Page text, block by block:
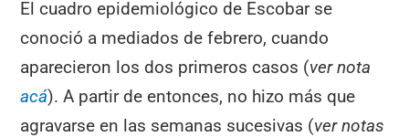
El cuadro epidemiológico de Escobar se
conoció a mediados de febrero, cuando
aparecieron los dos primeros casos (ver nota
acá). A partir de entonces, no hizo más que
agravarse en las semanas sucesivas (ver notas